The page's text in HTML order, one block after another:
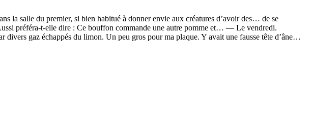
la salle du premier, si bien habitué à donner envie aux créatures d’avoir des… de se
préféra-t-elle dire : Ce bouffon commande une autre pomme et… — Le vendredi.
divers gaz échappés du limon. Un peu gros pour ma plaque. Y avait une fausse tête d’âne…